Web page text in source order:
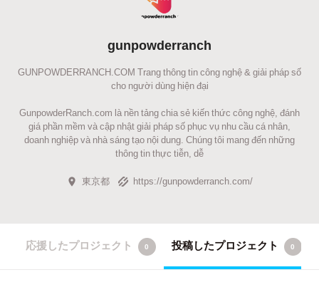
gunpowderranch
GUNPOWDERRANCH.COM Trang thông tin công nghệ & giải pháp số
cho người dùng hiện đại
GunpowderRanch.com là nền tảng chia sẻ kiến thức công nghệ, đánh
giá phần mềm và cập nhật giải pháp số phục vụ nhu cầu cá nhân,
doanh nghiệp và nhà sáng tạo nội dung. Chúng tôi mang đến những
thông tin thực tiễn, dễ
東京都 https://gunpowderranch.com/
応援したプロジェクト 0 投稿したプロジェクト 0